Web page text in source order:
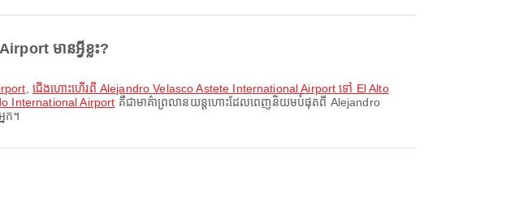
មានអ្វីខ្លះ?
ជើងហោះហើរពី Alejandro Velasco Astete International Airport ទៅ El Alto
International Airport គឺជាមាគ៌ាព្រលានយន្តហោះដែលពេញនិយមបំផុតពី Alejandro
ក។